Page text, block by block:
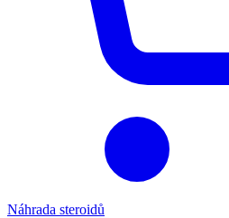
Náhrada steroidů